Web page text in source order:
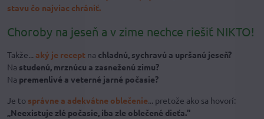
stavu čo najviac chrániť.
Choroby na jeseň a v zime nechce riešiť NIKTO!
Takže... aký je recept na chladnú, sychravú a upršanú jeseň?
Na studenú, mrznúcu a zasneženú zimu?
Na premenlivé a veterné jarné počasie?
Je to správne a adekvátne oblečenie... pretože ako sa hovorí:
„Neexistuje zlé počasie, iba zle oblečené dieťa."